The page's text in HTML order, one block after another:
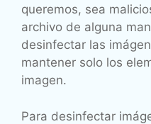
queremos, sea
archivo de alguna
desinfectar las
mantener solo los
imagen.
Para desinfectar